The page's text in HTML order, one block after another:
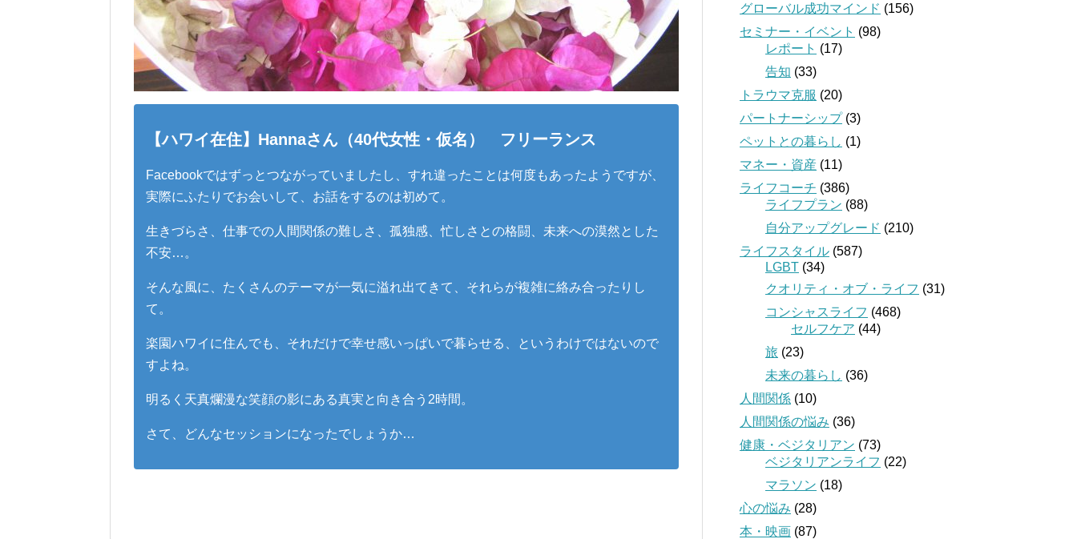
【ハワイ在住】Hannaさん（40代女性・仮名） フリーランス
Facebookではずっとつながっていましたし、すれ違ったことは何度もあったようですが、
実際にふたりでお会いして、お話をするのは初めて。
生きづらさ、仕事での人間関係の難しさ、孤独感、忙しさとの格闘、未来への漠然とした
不安…。
そんな風に、たくさんのテーマが一気に溢れ出てきて、それらが複雑に絡み合ったりし
て。
楽園ハワイに住んでも、それだけで幸せ感いっぱいで暮らせる、というわけではないので
すよね。
明るく天真爛漫な笑顔の影にある真実と向き合う2時間。
さて、どんなセッションになったでしょうか…
グローバル成功マインド (156)
セミナー・イベント (98)
レポート (17)
告知 (33)
トラウマ克服 (20)
パートナーシップ(3)
ペットとの暮らし (1)
マネー・資産 (11)
ライフコーチ (386)
ライフプラン (88)
自分アップグレード (210)
ライフスタイル (587)
LGBT (34)
クオリティ・オブ・ライフ (31)
コンシャスライフ (468)
セルフケア (44)
旅 (23)
未来の暮らし (36)
人間関係 (10)
人間関係の悩み (36)
健康・ベジタリアン (73)
ベジタリアンライフ (22)
マラソン (18)
心の悩み (28)
本・映画 (87)